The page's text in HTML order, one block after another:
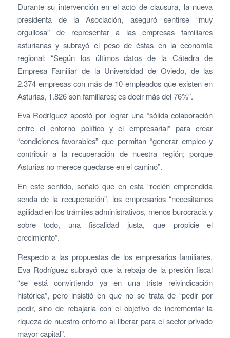
Durante su intervención en el acto de clausura, la nueva
presidenta de la Asociación, aseguró sentirse “muy
orgullosa” de representar a las empresas familiares
asturianas y subrayó el peso de éstas en la economía
regional: “Según los últimos datos de la Cátedra de
Empresa Familiar de la Universidad de Oviedo, de las
2.374 empresas con más de 10 empleados que existen en
Asturias, 1.826 son familiares; es decir más del 76%”.
Eva Rodríguez apostó por lograr una “sólida colaboración
entre el entorno político y el empresarial” para crear
“condiciones favorables” que permitan “generar empleo y
contribuir a la recuperación de nuestra región; porque
Asturias no merece quedarse en el camino”.
En este sentido, señaló que en esta “recién emprendida
senda de la recuperación”, los empresarios “necesitamos
agilidad en los trámites administrativos, menos burocracia y
sobre todo, una fiscalidad justa, que propicie el
crecimiento”.
Respecto a las propuestas de los empresarios familiares,
Eva Rodríguez subrayó que la rebaja de la presión fiscal
“se está convirtiendo ya en una triste reivindicación
histórica”, pero insistió en que no se trata de “pedir por
pedir, sino de rebajarla con el objetivo de incrementar la
riqueza de nuestro entorno al liberar para el sector privado
mayor capital”.